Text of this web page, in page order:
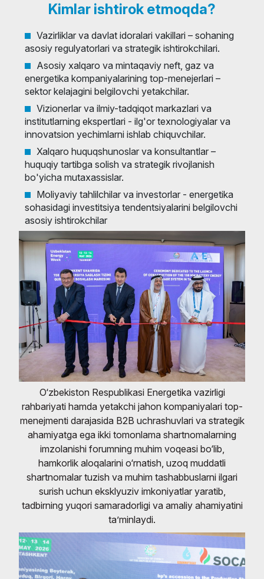
Kimlar ishtirok etmoqda?
Vazirliklar va davlat idoralari vakillari – sohaning
asosiy regulyatorlari va strategik ishtirokchilari.
Asosiy xalqaro va mintaqaviy neft, gaz va
energetika kompaniyalarining top-menejerlari –
sektor kelajagini belgilovchi yetakchilar.
Vizionerlar va ilmiy-tadqiqot markazlari va
institutlarning ekspertlari - ilg'or texnologiyalar va
innovatsion yechimlarni ishlab chiquvchilar.
Xalqaro huquqshunoslar va konsultantlar –
huquqiy tartibga solish va strategik rivojlanish
bo'yicha mutaxassislar.
Moliyaviy tahlilchilar va investorlar - energetika
sohasidagi investitsiya tendentsiyalarini belgilovchi
asosiy ishtirokchilar
O‘zbekiston Respublikasi Energetika vazirligi
rahbariyati hamda yetakchi jahon kompaniyalari top-
menejmenti darajasida B2B uchrashuvlari va strategik
ahamiyatga ega ikki tomonlama shartnomalarning
imzolanishi forumning muhim voqeasi bo‘lib,
hamkorlik aloqalarini o‘rnatish, uzoq muddatli
shartnomalar tuzish va muhim tashabbuslarni ilgari
surish uchun eksklyuziv imkoniyatlar yaratib,
tadbirning yuqori samaradorligi va amaliy ahamiyatini
ta’minlaydi.